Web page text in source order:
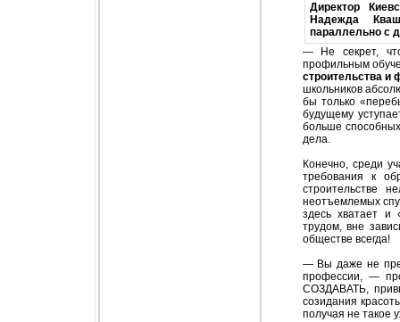
Директор
Надежда
параллельно с
— Не секрет,
профильным
строительства
школьников
бы только
будущему
больше
дела.
Конечно, среди
требования к
строительстве
неотъемлемых
здесь хватает и
трудом, вне
обществе всегда!
— Вы даже не
профессии, —
СОЗДАВАТЬ,
созидания
получая не такое